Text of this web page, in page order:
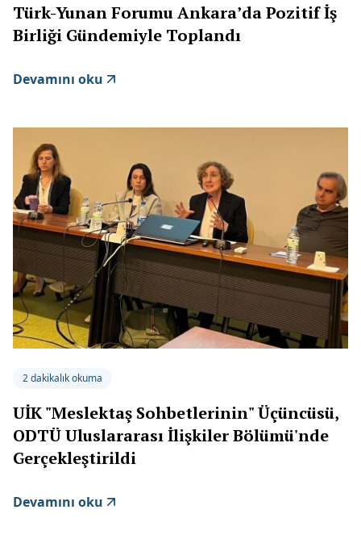
Türk-Yunan Forumu Ankara’da Pozitif İş
Birliği Gündemiyle Toplandı
Devamını oku
2 dakikalık okuma
UİK "Meslektaş Sohbetlerinin" Üçüncüsü,
ODTÜ Uluslararası İlişkiler Bölümü'nde
Gerçekleştirildi
Devamını oku